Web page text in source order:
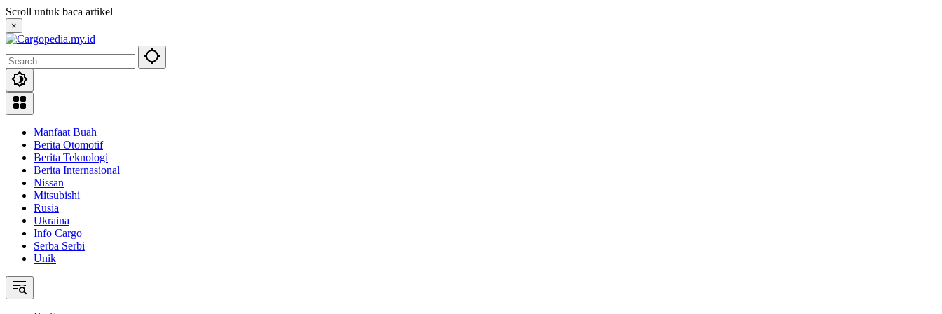
Skip
to
content
Scroll untuk baca artikel
×
Manfaat Buah
Berita Otomotif
Berita Teknologi
Berita Internasional
Nissan
Mitsubishi
Rusia
Ukraina
Info Cargo
Serba Serbi
Unik